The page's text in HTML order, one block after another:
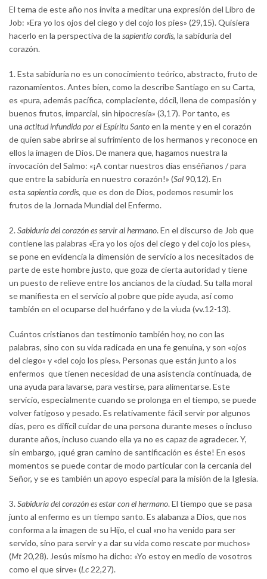
El tema de este año nos invita a meditar una expresión del Libro de
Job: «Era yo los ojos del ciego y del cojo los pies» (29,15). Quisiera
hacerlo en la perspectiva de la sapientia cordis, la sabiduría del
corazón.
1. Esta sabiduría no es un conocimiento teórico, abstracto, fruto de
razonamientos. Antes bien, como la describe Santiago en su Carta,
es «pura, además pacífica, complaciente, dócil, llena de compasión y
buenos frutos, imparcial, sin hipocresía» (3,17). Por tanto, es
una actitud infundida por el Espíritu Santoen la mente y en el corazón
de quien sabe abrirse al sufrimiento de los hermanos y reconoce en
ellos la imagen de Dios. De manera que, hagamos nuestra la
invocación del Salmo: «¡A contar nuestros días enséñanos / para
que entre la sabiduría en nuestro corazón!» (Sal90,12). En
esta sapientia cordis, que es don de Dios, podemos resumir los
frutos de la Jornada Mundial del Enfermo.
2.Sabiduría del corazón es servir al hermano. En el discurso de Job que
contiene las palabras «Era yo los ojos del ciego y del cojo los pies»,
se pone en evidencia la dimensión de servicio a los necesitados de
parte de este hombre justo, que goza de cierta autoridad y tiene
un puesto de relieve entre los ancianos de la ciudad. Su talla moral
se manifiesta en el servicio al pobre que pide ayuda, así como
también en el ocuparse del huérfano y de la viuda (vv.12-13).
Cuántos cristianos dan testimonio también hoy, no con las
palabras, sino con su vida radicada en una fe genuina, y son «ojos
del ciego» y «del cojo los pies». Personas que están junto a los
enfermos que tienen necesidad de una asistencia continuada, de
una ayuda para lavarse, para vestirse, para alimentarse. Este
servicio, especialmente cuando se prolonga en el tiempo, se puede
volver fatigoso y pesado. Es relativamente fácil servir por algunos
días, pero es difícil cuidar de una persona durante meses o incluso
durante años, incluso cuando ella ya no es capaz de agradecer. Y,
sin embargo, ¡qué gran camino de santificación es éste! En esos
momentos se puede contar de modo particular con la cercanía del
Señor, y se es también un apoyo especial para la misión de la Iglesia.
3.Sabiduría del corazón es estar con el hermano. El tiempo que se pasa
junto al enfermo es un tiempo santo. Es alabanza a Dios, que nos
conforma a la imagen de su Hijo, el cual «no ha venido para ser
servido, sino para servir y a dar su vida como rescate por muchos»
(Mt 20,28). Jesús mismo ha dicho: «Yo estoy en medio de vosotros
como el que sirve» (Lc 22,27).